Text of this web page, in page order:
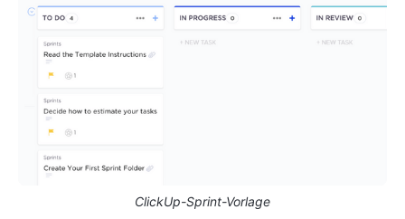
ClickUp-Sprint-Vorlage